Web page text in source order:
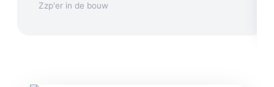
Zzp'er in de bouw